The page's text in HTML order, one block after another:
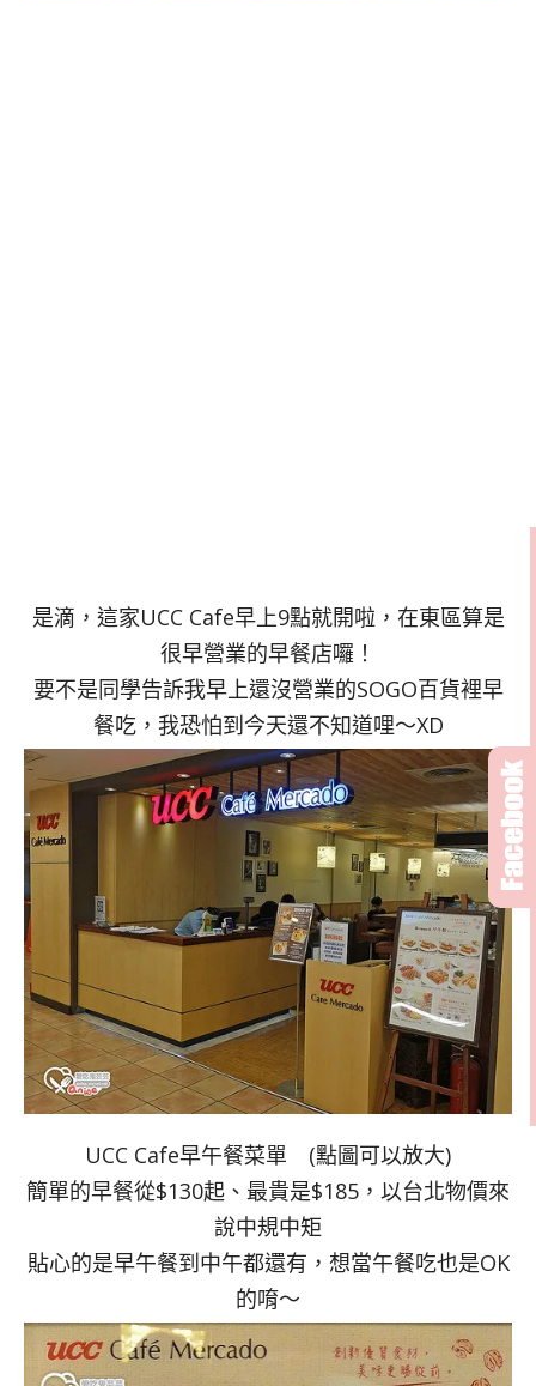
是滴，這家UCC Cafe早上9點就開啦，在東區算是
很早營業的早餐店囉！
要不是同學告訴我早上還沒營業的SOGO百貨裡早
餐吃，我恐怕到今天還不知道哩～XD
UCC Cafe早午餐菜單 (點圖可以放大)
簡單的早餐從$130起、最貴是$185，以台北物價來
說中規中矩
貼心的是早午餐到中午都還有，想當午餐吃也是OK
的唷～